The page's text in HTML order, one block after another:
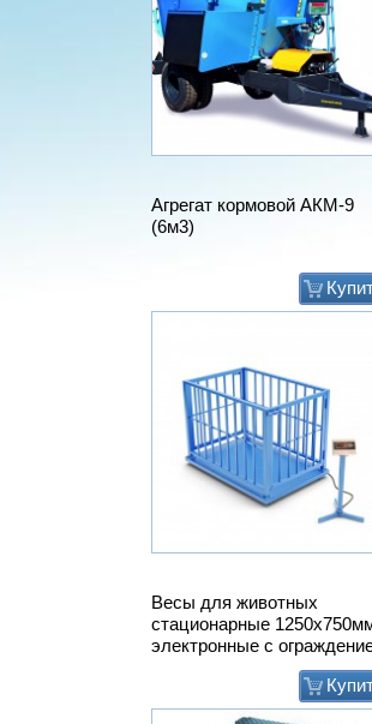
Агрегат кормовой АКМ-9
(6м3)
Весы для животных
стационарные
электронные с